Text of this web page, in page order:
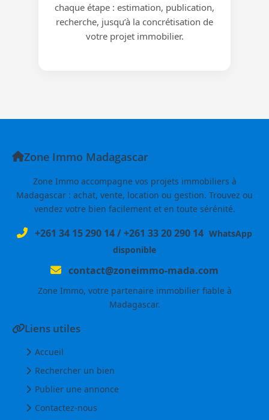
chaque étape : estimation, publication,
recherche, jusqu’à la concrétisation de
votre projet immobilier.
Zone Immo Madagascar
Zone Immo accompagne vos projets immobiliers à
Madagascar : achat, vente, location ou gestion. Trouvez ou
vendez votre bien facilement et en toute sérénité.
+261 34 15 290 14/+261 33 20 290 14 WhatsApp
disponible
contact@zoneimmo-mada.com
Zone Immo, votre partenaire immobilier fiable à
Madagascar.
Liens utiles
Accueil
Rechercher un bien
Publier une annonce
Contactez-nous